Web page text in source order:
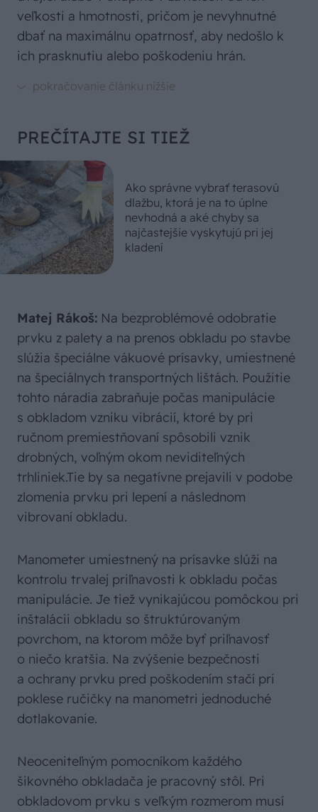
veľkosti a hmotnosti, pričom je nevyhnutné
dbať na maximálnu opatrnosť, aby nedošlo k
ich prasknutiu alebo poškodeniu hrán.
PREČÍTAJTE SI TIEŽ
Ako správne vybrať terasovú
dlažbu, ktorá je na to úplne
nevhodná a aké chyby sa
najčastejšie vyskytujú pri jej
kladení
Matej Rákoš: Na bezproblémové odobratie
prvku z palety a na prenos obkladu po stavbe
slúžia špeciálne vákuové prísavky, umiestnené
na špeciálnych transportných lištách. Použitie
tohto náradia zabraňuje počas manipulácie
s obkladom vzniku vibrácií, ktoré by pri
ručnom premiestňovaní spôsobili vznik
drobných, voľným okom neviditeľných
trhliniek.Tie by sa negatívne prejavili v podobe
zlomenia prvku pri lepení a následnom
vibrovaní obkladu.
Manometer umiestnený na prísavke slúži na
kontrolu trvalej priľnavosti k obkladu počas
manipulácie. Je tiež vynikajúcou pomôckou pri
inštalácii obkladu so štruktúrovaným
povrchom, na ktorom môže byť priľnavosť
o niečo kratšia. Na zvýšenie bezpečnosti
a ochrany prvku pred poškodením stačí pri
poklese ručičky na manometri jednoduché
dotlakovanie.
Neoceniteľným pomocníkom každého
šikovného obkladača je pracovný stôl. Pri
obkladovom prvku s veľkým rozmerom musí